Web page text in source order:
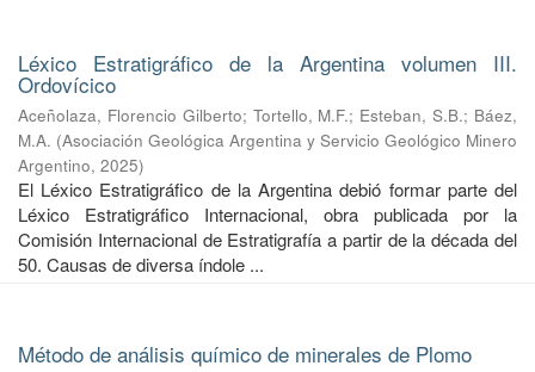
Léxico Estratigráfico de la Argentina volumen III.
Ordovícico
Aceñolaza, Florencio Gilberto; Tortello, M.F.; Esteban, S.B.; Báez,
M.A. (Asociación Geológica Argentina y Servicio Geológico Minero
Argentino, 2025)
El Léxico Estratigráfico de la Argentina debió formar parte del
Léxico Estratigráfico Internacional, obra publicada por la
Comisión Internacional de Estratigrafía a partir de la década del
50. Causas de diversa índole ...
Método de análisis químico de minerales de Plomo